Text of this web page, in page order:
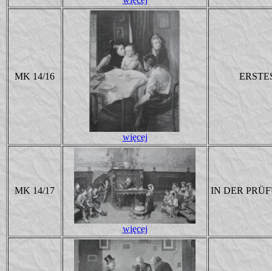
MK 14/16
więcej
MK 14/17
więcej
IN DER